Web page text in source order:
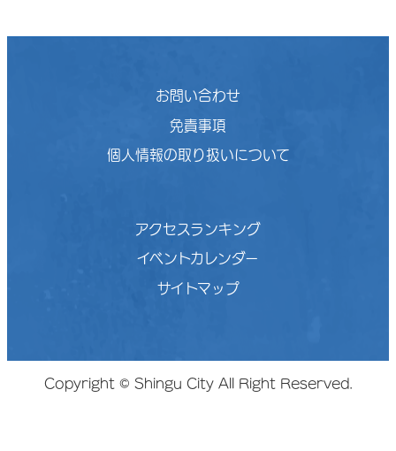
お問い合わせ
免責事項
個人情報の取り扱いについて
アクセスランキング
イベントカレンダー
サイトマップ
Copyright © Shingu City All Right Reserved.